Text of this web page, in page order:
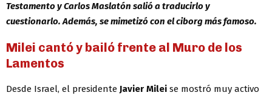
Testamento y Carlos Maslatón salió a traducirlo y
cuestionarlo. Además, se mimetizó con el ciborg más famoso.
Milei cantó y bailó frente al Muro de los
Lamentos
Desde Israel, el presidente Javier Milei se mostró muy activo